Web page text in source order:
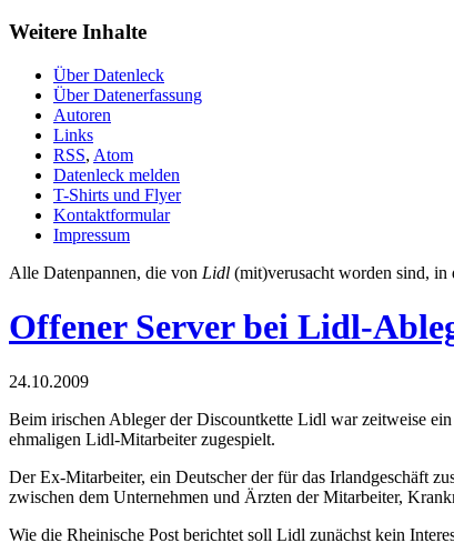
Weitere Inhalte
Über Datenleck
Über Datenerfassung
Autoren
Links
RSS, Atom
Datenleck melden
T-Shirts und Flyer
Kontaktformular
Impressum
Alle Datenpannen, die von Lidl (mit)verusacht worden sind, in
Offener Server bei Lidl-
24.10.2009
Beim irischen Ableger der Discountkette Lidl war zeitweise
ehmaligen Lidl-Mitarbeiter zugespielt.
Der Ex-Mitarbeiter, ein Deutscher der für das Irlandgeschäft
zwischen dem Unternehmen und Ärzten der Mitarbeiter,
Wie die Rheinische Post berichtet soll Lidl zunächst kein